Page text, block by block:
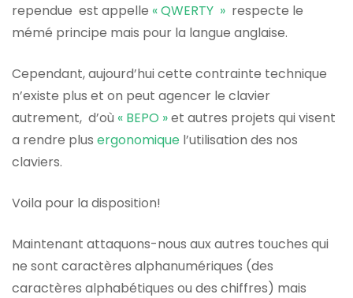
rependue est appelle « QWERTY » respecte le
mémé principe mais pour la langue anglaise.
Cependant, aujourd’hui cette contrainte technique
n’existe plus et on peut agencer le clavier
autrement, d’où « BEPO »et autres projets qui visent
a rendre plus ergonomique l’utilisation des nos
claviers.
Voila pour la disposition!
Maintenant attaquons-nous aux autres touches qui
ne sont caractères alphanumériques (des
caractères alphabétiques ou des chiffres) mais